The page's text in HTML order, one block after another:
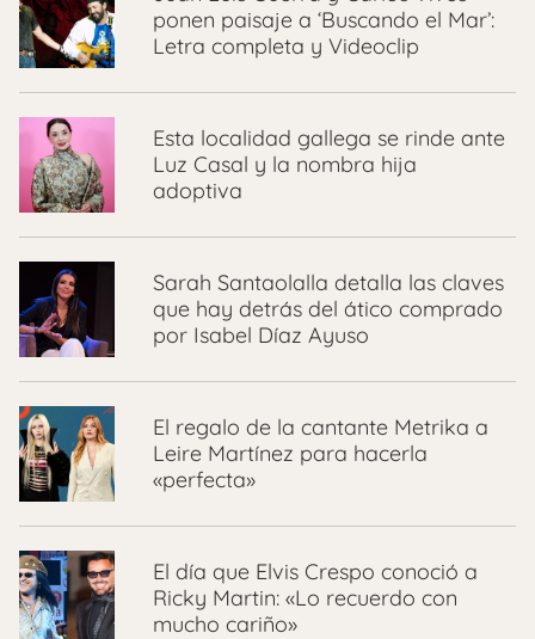
ponen paisaje a ‘Buscando el Mar’:
Letra completa y Videoclip
Esta localidad gallega se rinde ante
Luz Casal y la nombra hija
adoptiva
Sarah Santaolalla detalla las claves
que hay detrás del ático comprado
por Isabel Díaz Ayuso
El regalo de la cantante Metrika a
Leire Martínez para hacerla
«perfecta»
El día que Elvis Crespo conoció a
Ricky Martin: «Lo recuerdo con
mucho cariño»